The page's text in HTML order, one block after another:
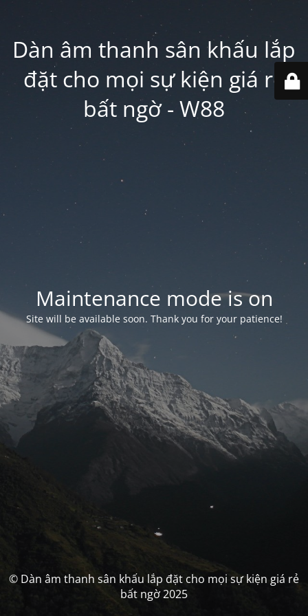
Dàn âm thanh sân khấu lắp
đặt cho mọi sự kiện giá rẻ
bất ngờ - W88
Maintenance mode is on
Site will be available soon. Thank you for your patience!
© Dàn âm thanh sân khấu lắp đặt cho mọi sự kiện giá rẻ
bất ngờ 2025